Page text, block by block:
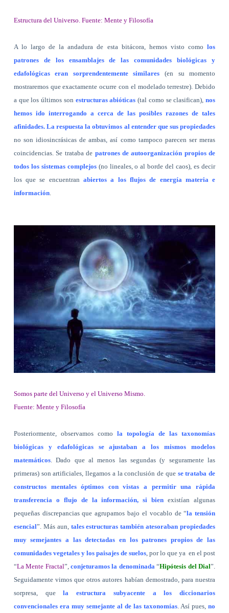
Estructura del Universo. Fuente: Mente y Filosofía
A lo largo de la andadura de esta bitácora, hemos visto comolos
patrones de los ensamblajes de las comunidades biológicas y
edafológicas eran sorprendentemente similares (en su momento
mostraremos que exactamente ocurre con el modelado terrestre). Debido
a que los últimos son estructuras abióticas (tal como se clasifican),nos
hemos ido interrogando a cerca de las posibles razones de tales
afinidades. La respuesta la obtuvimos al entender que sus propiedades
no son idiosincrásicas de ambas, así como tampoco parecen ser meras
coincidencias. Se trataba de patrones de autoorganización propios de
todos los sistemas complejos(no lineales, o al borde del caos), es decir
los que se encuentranabiertos a los flujos de energía materia e
información.
Somos parte del Universo y el Universo Mismo.
Fuente: Mente y Filosofía
Posteriormente, observamos como la topología de las taxonomías
biológicas y edafológicas se ajustaban a los mismos modelos
matemáticos. Dado que al menos las segundas (y seguramente las
primeras) son artificiales, llegamos a la conclusión de que se trataba de
constructos mentales óptimos con vistas a permitir una rápida
transferencia o flujo de la información, si bien existían algunas
pequeñas discrepancias que agrupamos bajo el vocablo de “la tensión
esencial”. Más aun, tales estructuras también atesoraban propiedades
muy semejantes a las detectadas en los patrones propios de las
comunidades vegetales y los paisajes de suelos, por lo que ya en el post
“La Mente Fractal”,conjeturamos la denominada“Hipótesis del Dial”.
Seguidamente vimos que otros autores habían demostrado, para nuestra
sorpresa, quela estructura subyacente a los diccionarios
convencionales era muy semejante al de las taxonomías. Así pues,no